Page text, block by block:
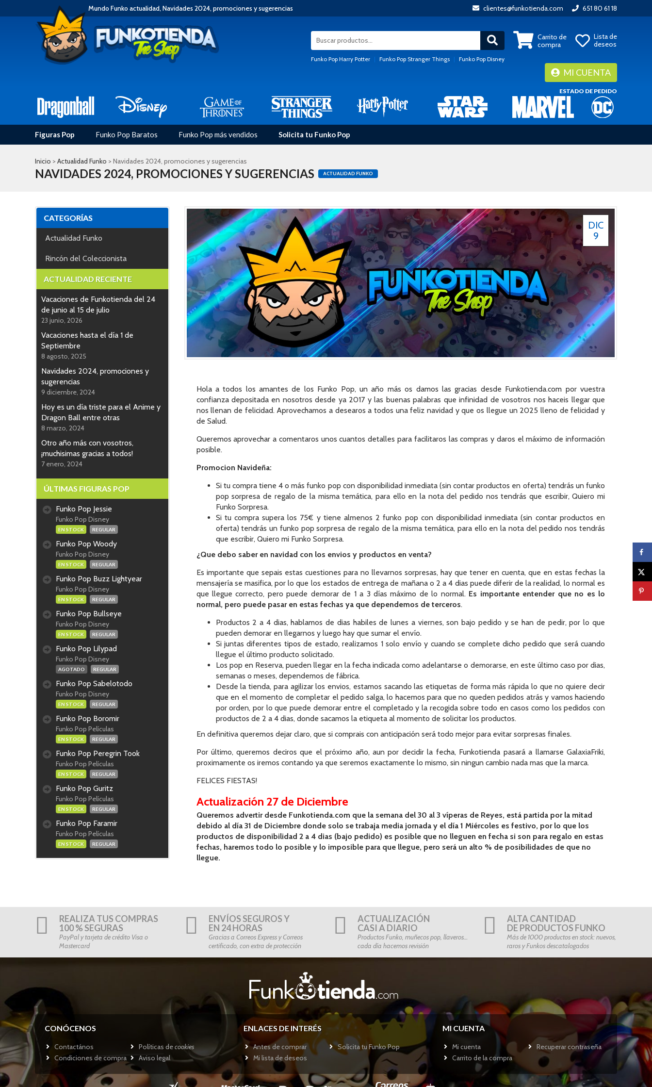
Mundo Funko actualidad, Navidades 2024, promociones y sugerencias clientes@funkotienda.com 651 80 61 18
Funko Pop Harry Potter | Funko Pop Stranger Things | Funko Pop Disney
Carrito de
compra
Lista de
deseos
MI CUENTA
ESTADO DE PEDIDO
Figuras Pop Funko Pop Baratos Funko Pop más vendidos Solicita tu Funko Pop
Inicio > Actualidad Funko > Navidades 2024, promociones y sugerencias
NAVIDADES 2024, PROMOCIONES Y SUGERENCIAS ACTUALIDAD FUNKO
CATEGORÍAS
Actualidad Funko
Rincón del Coleccionista
ACTUALIDAD RECIENTE
Vacaciones de Funkotienda del 24
de junio al 15 de julio
23 junio, 2026
Vacaciones hasta el día 1 de
Septiembre
8 agosto, 2025
Navidades 2024, promociones y
sugerencias
9 diciembre, 2024
Hoy es un día triste para el Anime y
Dragon Ball entre otras
8 marzo, 2024
Otro año más con vosotros,
¡muchisimas gracias a todos!
7 enero, 2024
ÚLTIMAS FIGURAS POP
Funko Pop Jessie
Funko Pop Disney
EN STOCK REGULAR
Funko Pop Woody
Funko Pop Disney
EN STOCK REGULAR
Funko Pop Buzz Lightyear
Funko Pop Disney
EN STOCK REGULAR
Funko Pop Bullseye
Funko Pop Disney
EN STOCK REGULAR
Funko Pop Lilypad
Funko Pop Disney
AGOTADO REGULAR
Funko Pop Sabelotodo
Funko Pop Disney
EN STOCK REGULAR
Funko Pop Boromir
Funko Pop Películas
EN STOCK REGULAR
Funko Pop Peregrin Took
Funko Pop Películas
EN STOCK REGULAR
Funko Pop Guritz
Funko Pop Películas
EN STOCK REGULAR
Funko Pop Faramir
Funko Pop Películas
EN STOCK REGULAR
DIC
9
Hola a todos los amantes de los Funko Pop, un año más os damos las gracias desde Funkotienda.com por vuestra
confianza depositada en nosotros desde ya 2017 y las buenas palabras que infinidad de vosotros nos haceis llegar que
nos llenan de felicidad. Aprovechamos a desearos a todos una feliz navidad y que os llegue un 2025 lleno de felicidad y
de Salud.
Queremos aprovechar a comentaros unos cuantos detalles para facilitaros las compras y daros el máximo de información
posible.
Promocion Navideña:
Si tu compra tiene 4 o más funko pop con disponibilidad inmediata (sin contar productos en oferta) tendrás un funko
pop sorpresa de regalo de la misma temática, para ello en la nota del pedido nos tendrás que escribir, Quiero mi
Funko Sorpresa.
Si tu compra supera los 75€ y tiene almenos 2 funko pop con disponibilidad inmediata (sin contar productos en
oferta) tendrás un funko pop sorpresa de regalo de la misma temática, para ello en la nota del pedido nos tendrás
que escribir, Quiero mi Funko Sorpresa.
¿Que debo saber en navidad con los envios y productos en venta?
Es importante que sepais estas cuestiones para no llevarnos sorpresas, hay que tener en cuenta, que en estas fechas la
mensajería se masifica, por lo que los estados de entrega de mañana o 2 a 4 dias puede diferir de la realidad, lo normal es
que llegue correcto, pero puede demorar de 1 a 3 días máximo de lo normal. Es importante entender que no es lo
normal, pero puede pasar en estas fechas ya que dependemos de terceros.
Productos 2 a 4 dias, hablamos de dias habiles de lunes a viernes, son bajo pedido y se han de pedir, por lo que
pueden demorar en llegarnos y luego hay que sumar el envío.
Si juntas diferentes tipos de estado, realizamos 1 solo envío y cuando se complete dicho pedido que será cuando
llegue el último producto solicitado.
Los pop en Reserva, pueden llegar en la fecha indicada como adelantarse o demorarse, en este último caso por dias,
semanas o meses, dependemos de fábrica.
Desde la tienda, para agilizar los envios, estamos sacando las etiquetas de forma más rápida lo que no quiere decir
que en el momento de completar el pedido salga, lo hacemos para que no queden pedidos atrás y vamos haciendo
por orden, por lo que puede demorar entre el completado y la recogida sobre todo en casos como los pedidos con
productos de 2 a 4 dias, donde sacamos la etiqueta al momento de solicitar los productos.
En definitiva queremos dejar claro, que si comprais con anticipación será todo mejor para evitar sorpresas finales.
Por último, queremos deciros que el próximo año, aun por decidir la fecha, Funkotienda pasará a llamarse GalaxiaFriki,
proximamente os iremos contando ya que seremos exactamente lo mismo, sin ningun cambio nada mas que la marca.
FELICES FIESTAS!
Actualización 27 de Diciembre
Queremos advertir desde Funkotienda.com que la semana del 30 al 3 víperas de Reyes, está partida por la mitad
debido al día 31 de Diciembre donde solo se trabaja media jornada y el día 1 Miércoles es festivo, por lo que los
productos de disponibilidad 2 a 4 dias (bajo pedido) es posible que no lleguen en fecha si son para regalo en estas
fechas, haremos todo lo posible y lo imposible para que llegue, pero será un alto % de posibilidades de que no
llegue.
REALIZA TUS COMPRAS
100 % SEGURAS
PayPal y tarjeta de crédito Visa o
Mastercard
ENVÍOS SEGUROS Y
EN 24 HORAS
Gracias a Correos Express y Correos
certificado, con extra de protección
ACTUALIZACIÓN
CASI A DIARIO
Productos Funko, muñecos pop, llaveros…
cada día hacemos revisión
ALTA CANTIDAD
DE PRODUCTOS FUNKO
Más de 1000 productos en stock: nuevos,
raros y Funkos descatalogados
CONÓCENOS
Contactános Políticas decookies
Condiciones de compra
Aviso legal
ENLACES DE INTERÉS
Antes de comprar
Solicita tu Funko Pop
Mi lista de deseos
MI CUENTA
Mi cuenta
Recuperar contraseña
Carrito de la compra